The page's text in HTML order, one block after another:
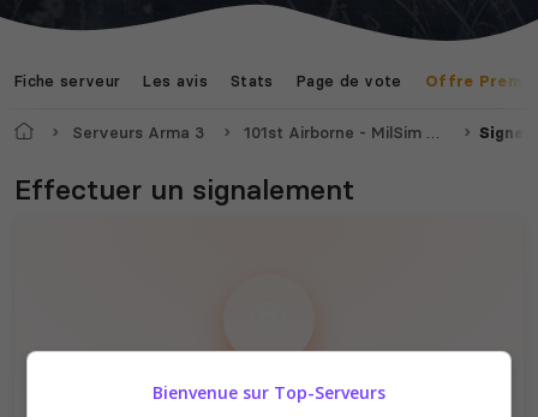
The Front Atlas
Fiche serveur Les avis Stats Page de vote Offre
AccueilServeurs Arma 3 101st Airborne - MilSim Unit
Effectuer un signalement
Vous devez être connecté pour pouvoir
Bienvenue sur Top-Serveurs